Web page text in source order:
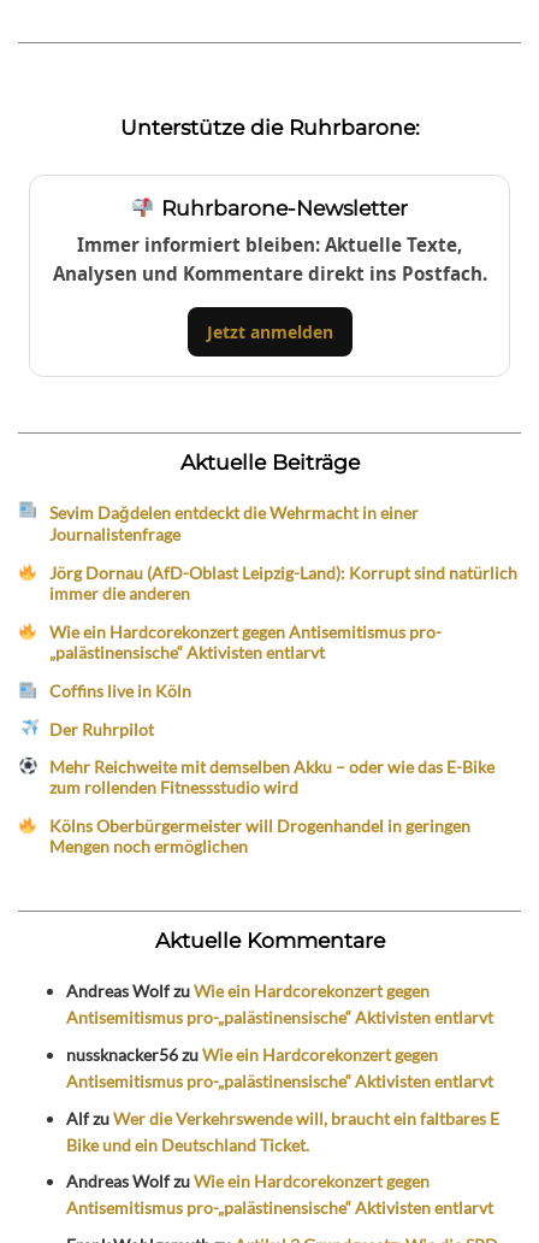
Unterstütze die Ruhrbarone:
Ruhrbarone-Newsletter
Immer informiert bleiben: Aktuelle Texte,
Analysen und Kommentare direkt ins Postfach.
Jetzt anmelden
Aktuelle Beiträge
Sevim Dağdelen entdeckt die Wehrmacht in einer
Journalistenfrage
Jörg Dornau (AfD-Oblast Leipzig-Land): Korrupt sind natürlich
immer die anderen
Wie ein Hardcorekonzert gegen Antisemitismus pro-
„palästinensische“ Aktivisten entlarvt
Coffins live in Köln
Der Ruhrpilot
Mehr Reichweite mit demselben Akku – oder wie das E-Bike
zum rollenden Fitnessstudio wird
Kölns Oberbürgermeister will Drogenhandel in geringen
Mengen noch ermöglichen
Aktuelle Kommentare
Andreas WolfzuWie ein Hardcorekonzert gegen
Antisemitismus pro-„palästinensische“ Aktivisten entlarvt
nussknacker56zuWie ein Hardcorekonzert gegen
Antisemitismus pro-„palästinensische“ Aktivisten entlarvt
AlfzuWer die Verkehrswende will, braucht ein faltbares E
Bike und ein Deutschland Ticket.
Andreas WolfzuWie ein Hardcorekonzert gegen
Antisemitismus pro-„palästinensische“ Aktivisten entlarvt